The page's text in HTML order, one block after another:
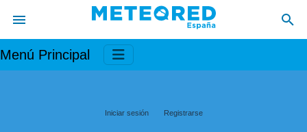
Menú Principal
Iniciar sesión Registrarse